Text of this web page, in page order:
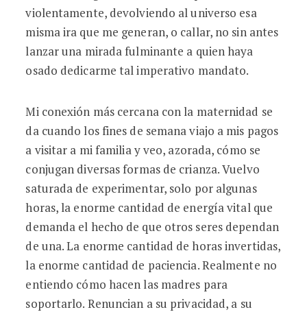
violentamente, devolviendo al universo esa
misma ira que me generan, o callar, no sin antes
lanzar una mirada fulminante a quien haya
osado dedicarme tal imperativo mandato.
Mi conexión más cercana con la maternidad se
da cuando los fines de semana viajo a mis pagos
a visitar a mi familia y veo, azorada, cómo se
conjugan diversas formas de crianza. Vuelvo
saturada de experimentar, solo por algunas
horas, la enorme cantidad de energía vital que
demanda el hecho de que otros seres dependan
de una. La enorme cantidad de horas invertidas,
la enorme cantidad de paciencia. Realmente no
entiendo cómo hacen las madres para
soportarlo. Renuncian a su privacidad, a su